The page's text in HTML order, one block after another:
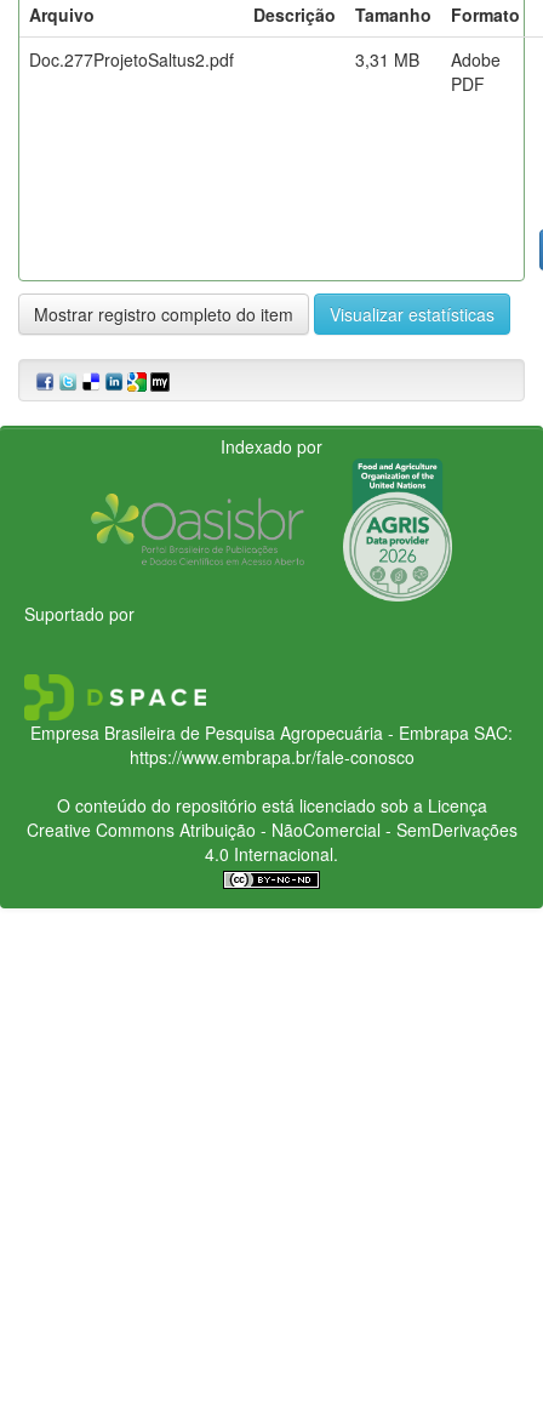
Arquivo
Descrição Tamanho
Formato
Doc.277ProjetoSaltus2.pdf
3,31 MB
Adobe
PDF
Mostrar registro completo do item Visualizar estatísticas
Indexado por
Suportado por
Empresa Brasileira de Pesquisa Agropecuária - Embrapa SAC:
https://www.embrapa.br/fale-conosco
O conteúdo do repositório está licenciado sob a Licença
Creative CommonsAtribuição - NãoComercial - SemDerivações
4.0 Internacional.